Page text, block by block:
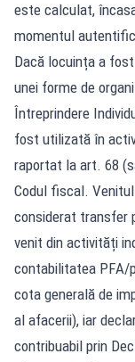
este calculat,
momentul
Dacă locuința a
unei forme de
Întreprindere
fost utilizată în
raportat la art. 68
Codul fiscal.
considerat transfer
venit din activități
contabilitatea PFA/
cota generală de
al afacerii), iar
contribuabil prin